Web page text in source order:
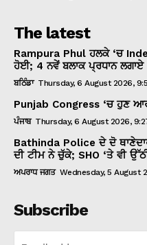
The latest
Rampura Phul ਹਲਕੇ ‘ਚ
ਹੋਈ; 4 ਨਵੇਂ ਬਲਾਕ ਪ੍ਰਧਾਨ ਲਗਾਏ
ਬਠਿੰਡਾ Thursday, 6 August 2026,
Punjab Congress ‘ਚ ਹੁਣ
ਪੰਜਾਬ Thursday, 6 August 2026,
Bathinda Police ਦੇ ਦੋ
ਦੀ ਟੀਮ ਨੇ ਚੁੱਕੇ; SHO ‘ਤੇ ਵੀ
ਅਪਰਾਧ ਜਗਤ Wednesday, 5 August
Subscribe